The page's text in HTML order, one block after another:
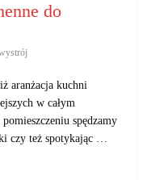
do
aranżacja kuchni
w całym
spędzamy
czy też spotykając …